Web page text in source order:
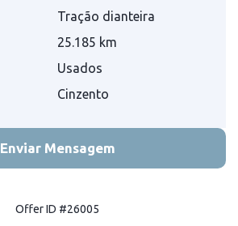
Tração dianteira
25.185 km
Usados
Cinzento
Enviar Mensagem
Offer ID #26005